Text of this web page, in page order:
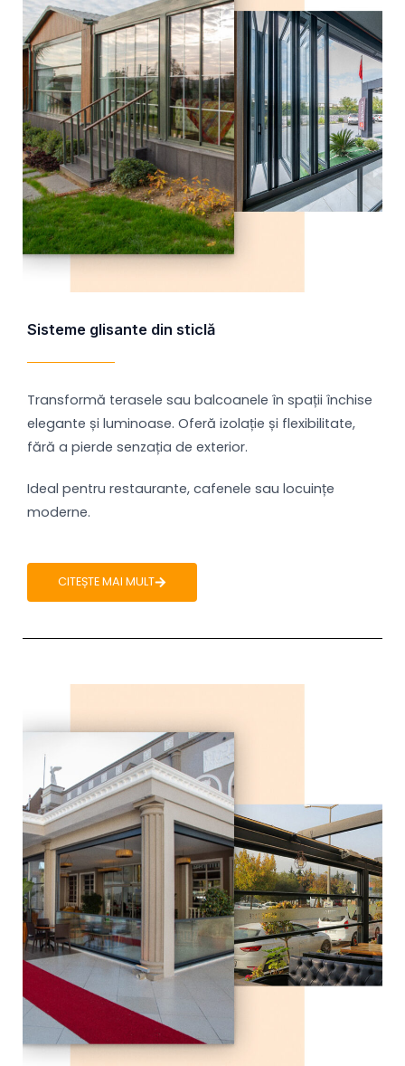
Sisteme glisante din sticlă
Transformă terasele sau balcoanele în spații închise
elegante și luminoase. Oferă izolație și flexibilitate,
fără a pierde senzația de exterior.
Ideal pentru restaurante, cafenele sau locuințe
moderne.
CITEȘTE MAI MULT